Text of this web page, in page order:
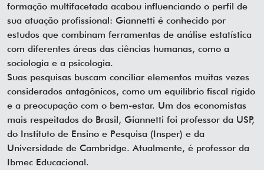
formação multifacetada acabou influenciando o perfil de
sua atuação profissional: Giannetti é conhecido por
estudos que combinam ferramentas de análise estatística
com diferentes áreas das ciências humanas, como a
sociologia e a psicologia.
Suas pesquisas buscam conciliar elementos muitas vezes
considerados antagônicos, como um equilíbrio fiscal rígido
e a preocupação com o bem-estar. Um dos economistas
mais respeitados do Brasil, Giannetti foi professor da USP,
do Instituto de Ensino e Pesquisa (Insper) e da
Universidade de Cambridge. Atualmente, é professor da
Ibmec Educacional.